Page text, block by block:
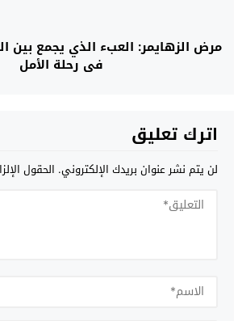
مرض الزهايمر: العبء الذي يجمع بين
في رحلة الأمل
اترك تعليق
لن يتم نشر عنوان بريدك الإلكتروني. الحقول